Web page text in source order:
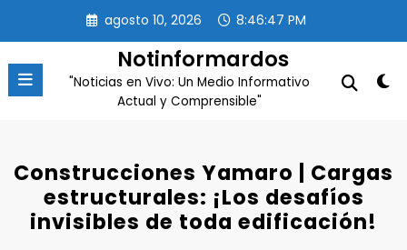
contenido
agosto 10, 2026 8:46:47 PM
Notinformardos
"Noticias en Vivo: Un Medio Informativo
Actual y Comprensible"
Construcciones Yamaro | Cargas
estructurales: ¡Los desafíos
invisibles de toda edificación!